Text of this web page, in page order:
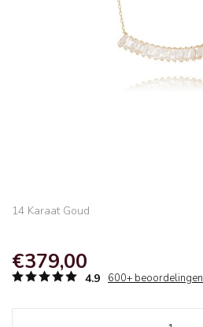
14 Karaat Goud
€379,00
4.9 600+ beoordelingen